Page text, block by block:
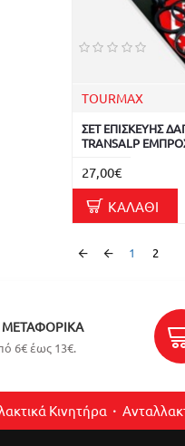
TOURMAX
ΣΕΤ ΕΠΙΣΚΕΥΗΣ
TRANSALP
27,00€
ΚΑΛΆΘΙ
1 2
6€ έως 13€.
Κινητήρα